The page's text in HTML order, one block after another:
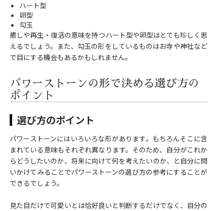
ハート型
卵型
勾玉
癒しや再生・復活の意味を持つハート型や卵型はとても珍しく思
えるでしょう。また、勾玉の形をしているものはお寺や神社など
で目にする機会もあるかもしれません。
パワーストーンの形で決める選び方の
ポイント
選び方のポイント
パワーストーンにはいろいろな形があります。もちろんそこに含
まれている意味もそれぞれ異なります。そのため、自分がこれか
らどうしたいのか、将来に向けて何を考えたいのか、と自分に問
いかけてみることでパワーストーンの選び方の参考にすることが
できるでしょう。
見た目だけで可愛いとは恰好良いと判断するだけでなく、自分の